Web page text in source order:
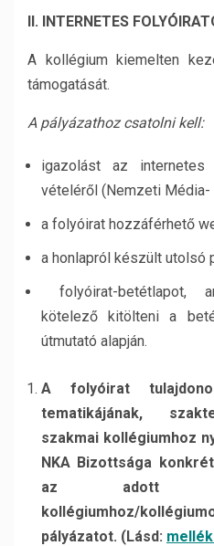
II. INTERNETES
A kollégium kiemelten
támogatását.
A pályázathoz csatolni kell:
igazolást az internetes
vételéről (Nemzeti
a folyóirat hozzáférhető
a honlapról készült utolsó
folyóirat-betétlapot,
kötelező kitölteni a
útmutató alapján.
A folyóirat
tematikájának,
szakmai kollégiumhoz
NKA Bizottsága
az adott
kollégiumhoz/
pályázatot. (Lásd: